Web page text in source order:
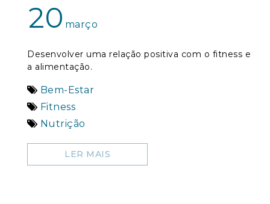
20março
Desenvolver uma relação positiva com o fitness e
a alimentação.
Bem-Estar
Fitness
Nutrição
LER MAIS